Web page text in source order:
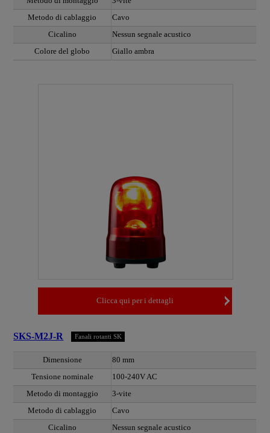
Metodo di cablaggio
Cavo
Cicalino
Nessun segnale acustico
Colore del globo
Giallo ambra
Clicca qui per i dettagli
SKS-M2J-R Fanali rotanti SK
Dimensione
80 mm
Tensione nominale
100-240V AC
Metodo di montaggio
3-vite
Metodo di cablaggio
Cavo
Cicalino
Nessun segnale acustico